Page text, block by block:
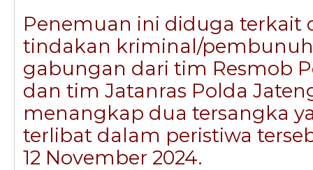
Penemuan ini diduga terkait
tindakan kriminal/
gabungan dari tim Resmob
dan tim Jatanras Polda
menangkap dua tersangka
terlibat dalam peristiwa
12 November 2024.